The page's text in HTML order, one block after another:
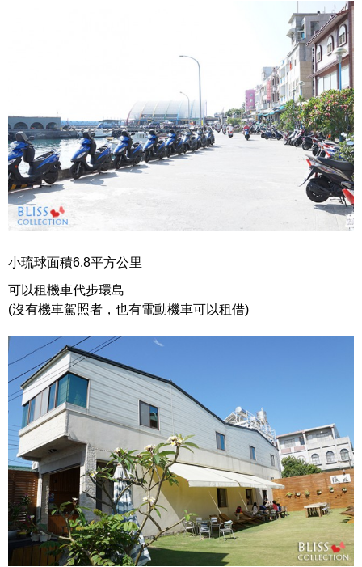
小琉球面積6.8平方公里
可以租機車代步環島
(沒有機車駕照者，也有電動機車可以租借)